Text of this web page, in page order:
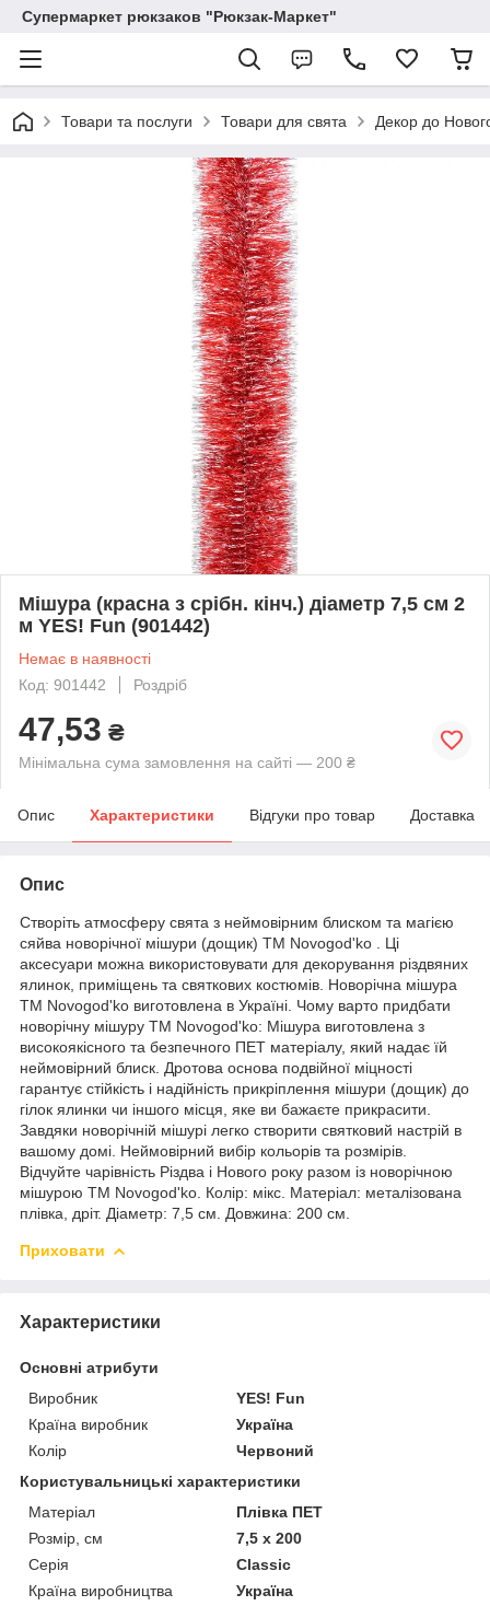
Супермаркет рюкзаков "Рюкзак-Маркет"
Товари та послуги Товари для свята Декор до
Мішура (красна з срібн. кінч.) діаметр 7,5 см 2
м YES! Fun (901442)
Немає в наявності
Код: 901442
Роздріб
47,53 ₴
Мінімальна сума замовлення на сайті — 200 ₴
Опис Характеристики Відгуки про товар Доставка
Опис
Створіть атмосферу свята з неймовірним блиском та магією
сяйва новорічної мішури (дощик) ТМ Novogod'ko . Ці
аксесуари можна використовувати для декорування різдвяних
ялинок, приміщень та святкових костюмів. Новорічна мішура
ТМ Novogod'ko виготовлена в Україні. Чому варто придбати
новорічну мішуру ТМ Novogod'ko: Мішура виготовлена з
високоякісного та безпечного ПЕТ матеріалу, який надає їй
неймовірний блиск. Дротова основа подвійної міцності
гарантує стійкість і надійність прикріплення мішури (дощик) до
гілок ялинки чи іншого місця, яке ви бажаєте прикрасити.
Завдяки новорічній мішурі легко створити святковий настрій в
вашому домі. Неймовірний вибір кольорів та розмірів.
Відчуйте чарівність Різдва і Нового року разом із новорічною
мішурою ТМ Novogod'ko. Колір: мікс. Матеріал: металізована
плівка, дріт. Діаметр: 7,5 см. Довжина: 200 см.
Приховати
Характеристики
Основні атрибути
Виробник
YES! Fun
Країна виробник
Україна
Колір
Червоний
Користувальницькі характеристики
Матеріал
Плівка ПЕТ
Розмір, см
7,5 х 200
Серія
Classic
Країна виробництва
Україна